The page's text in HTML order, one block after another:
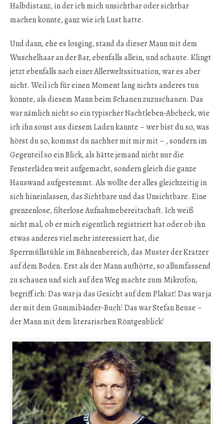
Halbdistanz, in der ich mich unsichtbar oder sichtbar
machen konnte, ganz wie ich Lust hatte.
Und dann, ehe es losging, stand da dieser Mann mit dem
Wuschelhaar an der Bar, ebenfalls allein, und schaute. Klingt
jetzt ebenfalls nach einer Allerweltssituation, war es aber
nicht. Weil ich für einen Moment lang nichts anderes tun
konnte, als diesem Mann beim Schauen zuzuschauen. Das
war nämlich nicht so ein typischer Nachtleben-Abcheck, wie
ich ihn sonst aus diesem Laden kannte – wer bist du so, was
hörst du so, kommst du nachher mit mir mit – , sondern im
Gegenteil so ein Blick, als hätte jemand nicht nur die
Fensterläden weit aufgemacht, sondern gleich die ganze
Hauswand aufgestemmt. Als wollte der alles gleichzeitig in
sich hineinlassen, das Sichtbare und das Unsichtbare. Eine
grenzenlose, filterlose Aufnahmebereitschaft. Ich weiß
nicht mal, ob er mich eigentlich registriert hat oder ob ihn
etwas anderes viel mehr interessiert hat, die
Sperrmüllstühle im Bühnenbereich, das Muster der Kratzer
auf dem Boden. Erst als der Mann aufhörte, so allumfassend
zu schauen und sich auf den Weg machte zum Mikrofon,
begriff ich: Das war ja das Gesicht auf dem Plakat! Das war ja
der mit dem Gummibänder-Buch! Das war Stefan Beuse –
der Mann mit dem literarischen Röntgenblick!